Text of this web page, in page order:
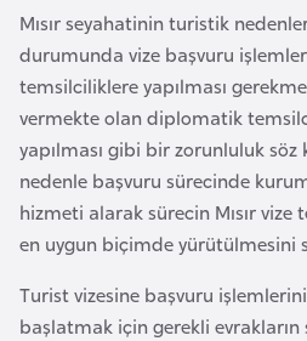
Mısır seyahatinin turistik
durumunda vize başvuru
temsilciliklere yapılması
vermekte olan diplomatik
yapılması gibi bir zorunluluk
nedenle başvuru sürecinde
hizmeti alarak sürecin Mısır
en uygun biçimde yürütülmesini
Turist vizesine başvuru
başlatmak için gerekli evrakların
n
y
a
E
t
i
y
p